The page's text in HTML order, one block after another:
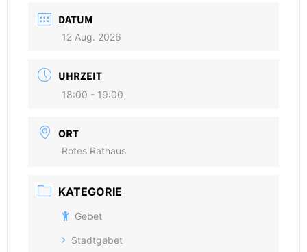
DATUM
12 Aug. 2026
UHRZEIT
18:00 - 19:00
ORT
Rotes Rathaus
KATEGORIE
Gebet
Stadtgebet